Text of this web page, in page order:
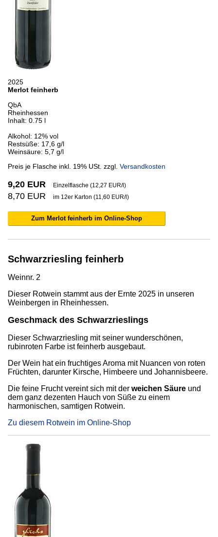
2025
Merlot feinherb
QbA
Rheinhessen
Inhalt: 0.75 l
Alkohol: 12% vol
Restsüße: 17,6 g/l
Weinsäure: 5,7 g/l
Preis je Flasche inkl. 19% USt. zzgl. Versandkosten
9,20 EUR Einzelflasche (12,27 EUR/l)
8,70 EUR im 12er Karton (11,60 EUR/l)
Zum Merlot feinherb im Online-Shop
Schwarzriesling feinherb
Weinnr. 2
Dieser Rotwein stammt aus der Ernte 2025 in unseren
Weinbergen in Rheinhessen.
Geschmack des Schwarzrieslings
Dieser Schwarzriesling mit seiner wunderschönen,
rubinroten Farbe ist feinherb ausgebaut.
Der Wein hat ein fruchtiges Aroma mit Nuancen von roten
Früchten, darunter Kirsche, Himbeere und Johannisbeere.
Die feine Frucht vereint sich mit der weichen Säure und
dem ganz dezenten Hauch von Süße zu einem
harmonischen, samtigen Rotwein.
Zu diesem Rotwein im Online-Shop